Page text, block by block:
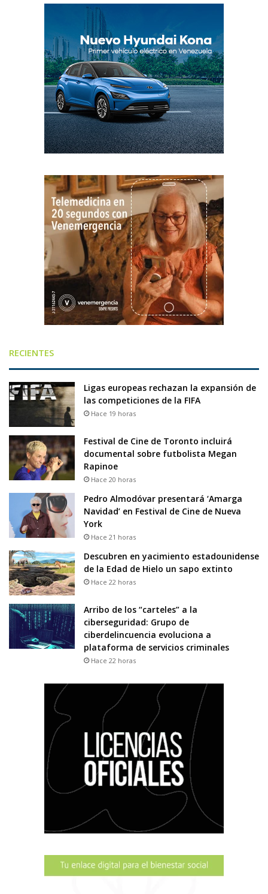
RECIENTES
Ligas europeas rechazan la expansión de
las competiciones de la FIFA
Hace 19 horas
Festival de Cine de Toronto incluirá
documental sobre futbolista Megan
Rapinoe
Hace 20 horas
Pedro Almodóvar presentará ‘Amarga
Navidad’ en Festival de Cine de Nueva
York
Hace 21 horas
Descubren en yacimiento estadounidense
de la Edad de Hielo un sapo extinto
Hace 22 horas
Arribo de los “carteles” a la
ciberseguridad: Grupo de
ciberdelincuencia evoluciona a
plataforma de servicios criminales
Hace 22 horas